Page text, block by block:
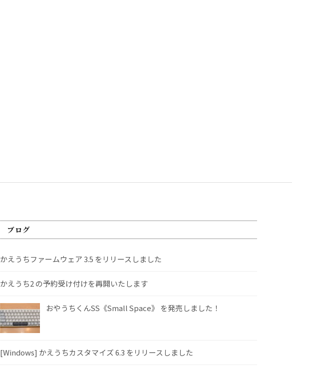
ブログ
かえうちファームウェア 3.5 をリリースしました
かえうち2 の予約受け付けを再開いたします
おやうちくんSS《Small Space》 を発売しました！
[Windows] かえうちカスタマイズ 6.3 をリリースしました